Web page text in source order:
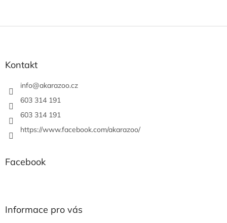
Kontakt
info@akarazoo.cz
603 314 191
603 314 191
https://www.facebook.com/akarazoo/
Facebook
Informace pro vás